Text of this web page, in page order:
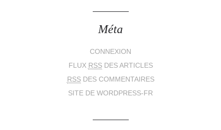
Méta
CONNEXION
FLUX RSSDES ARTICLES
RSSDES COMMENTAIRES
SITE DE WORDPRESS-FR